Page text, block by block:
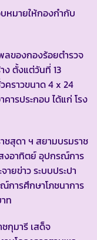
หมายให้กองกำกับ
ของกองร้อยตำรวจ
ง ตั้งแต่วันที่ 13
คราวขนาด 4 x 24
ารประกอบ ได้แก่ โรง
ชสุดา ฯ สยามบรมราช
งอาทิตย์ อุปกรณ์การ
ยข่าว ระบบประปา
การศึกษาโภชนาการ
ท
กุมารี เสด็จ